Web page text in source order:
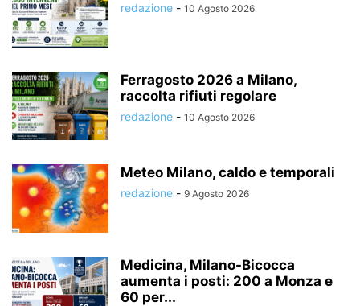
redazione - 10 Agosto 2026
Ferragosto 2026 a Milano,
raccolta rifiuti regolare
redazione - 10 Agosto 2026
Meteo Milano, caldo e temporali
redazione - 9 Agosto 2026
Medicina, Milano-Bicocca
aumenta i posti: 200 a Monza e
60 per...